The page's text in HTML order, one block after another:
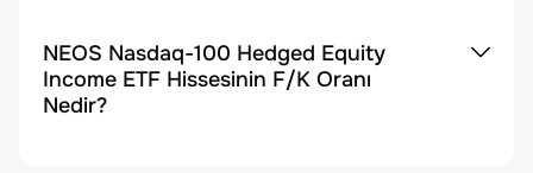
NEOS Nasdaq-100 Hedged Equity
Income ETF Hissesinin F/K Oranı
Nedir?